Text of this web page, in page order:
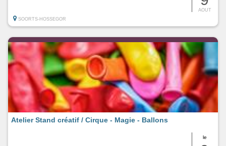
AOUT
SOORTS-HOSSEGOR
le
Atelier Stand créatif / Cirque - Magie - Ballons